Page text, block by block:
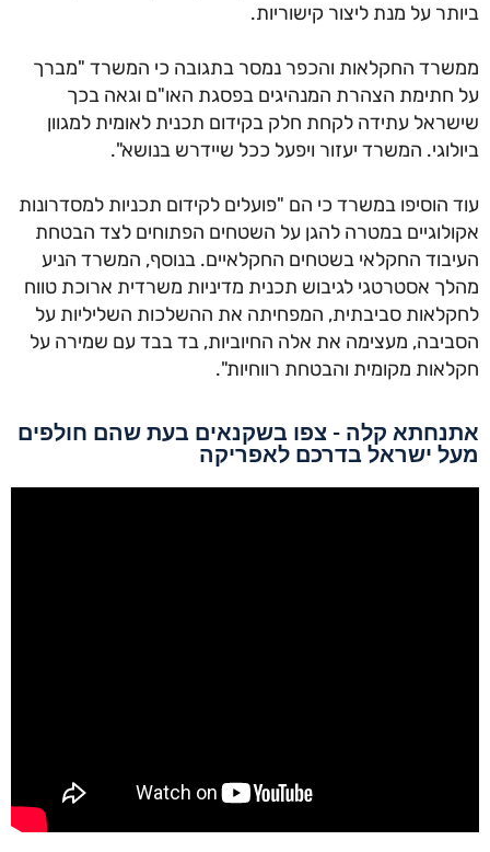
על מנת ליצור קישוריות.
החקלאות והכפר נמסר בתגובה כי המשרד "מברך
הצהרת המנהיגים בפסגת האו"ם וגאה בכך
עתידה לקחת חלק בקידום תכנית לאומית למגוון
המשרד יעזור ויפעל ככל שיידרש בנושא".
הוסיפו במשרד כי הם "פועלים לקידום תכניות למסדרונות
במטרה להגן על השטחים הפתוחים לצד הבטחת
החקלאי בשטחים החקלאיים. בנוסף, המשרד הניע
אסטרטגי לגיבוש תכנית מדיניות משרדית ארוכת טווח
סביבתית, המפחיתה את ההשלכות השליליות על
מעצימה את אלה החיוביות, בד בבד עם שמירה על
מקומית והבטחת רווחיות".
קלה - צפו בשקנאים בעת שהם חולפים
ישראל בדרכם לאפריקה